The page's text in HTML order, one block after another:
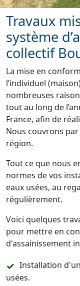
Travaux
système
collectif
La mise en
l’individuel
nombreuses
tout au long de
France, afin de
Nous couvrons
région.
Tout ce que nous
normes de vos
eaux usées, au
régulièrement.
Voici quelques
pour mettre en
d'assainissement
Installation
usées.